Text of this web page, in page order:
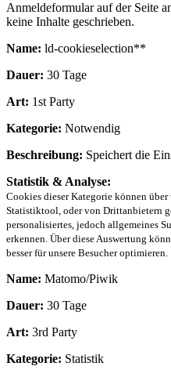
Anmeldeformular auf der Seite
keine Inhalte geschrieben.
Name: ld-cookieselection**
Dauer: 30 Tage
Art: 1st Party
Kategorie: Notwendig
Beschreibung: Speichert die
Statistik & Analyse:
Cookies dieser Kategorie können über
Statistiktool, oder von Drittanbietern
personalisiertes, jedoch allgemeines
erkennen. Über diese Auswertung
besser für unsere Besucher optimieren.
Name: Matomo/Piwik
Dauer: 30 Tage
Art: 3rd Party
Kategorie: Statistik